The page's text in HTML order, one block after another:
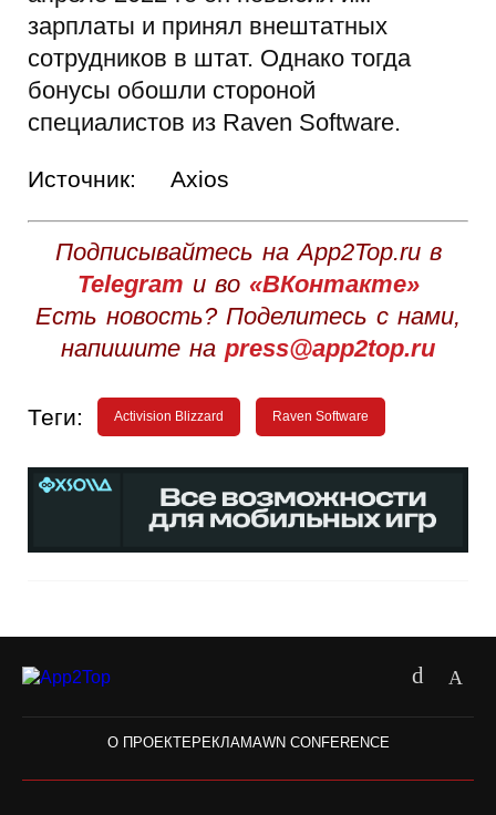
зарплаты и принял внештатных
сотрудников в штат. Однако тогда
бонусы обошли стороной
специалистов из Raven Software.
Источник: Axios
Подписывайтесь на App2Top.ru в
Telegram и во «ВКонтакте»
Есть новость? Поделитесь с нами,
напишите на press@app2top.ru
Теги: Activision Blizzard Raven Software
О ПРОЕКТЕРЕКЛАМАWN CONFERENCE